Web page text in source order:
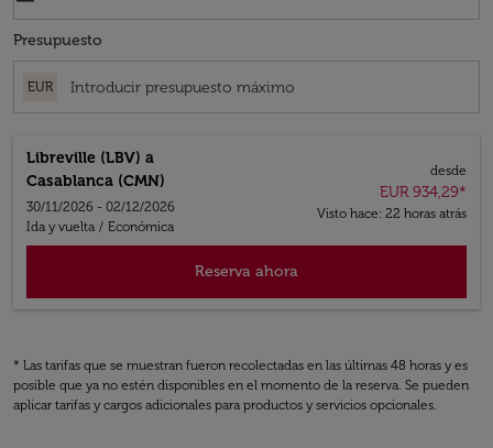
Presupuesto
EUR
Libreville (LBV) a
Casablanca (CMN)
30/11/2026 - 02/12/2026
Ida y vuelta / Económica
desde
EUR 934,29*
Visto hace: 22 horas atrás
Reserva ahora
* Las tarifas que se muestran fueron recolectadas en las últimas 48 horas y es
posible que ya no estén disponibles en el momento de la reserva. Se pueden
aplicar tarifas y cargos adicionales para productos y servicios opcionales.